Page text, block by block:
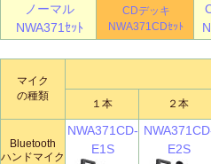
ノーマル
NWA371ｾｯﾄ
CDデッキ
NWA371CDｾｯﾄ
マイク
の種類
１本 ２本
Bluetooth
ハンドマイク
NWA371CD-
E1S
E2S